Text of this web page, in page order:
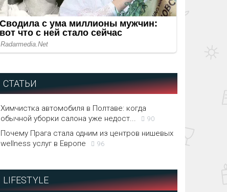
СТАТЬИ
Химчистка автомобиля в Полтаве: когда
обычной уборки салона уже недост...
90
Почему Прага стала одним из центров нишевых
wellness услуг в Европе
96
LIFESTYLE